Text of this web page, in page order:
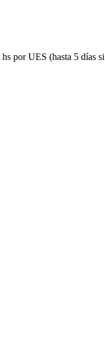
por UES (hasta 5 días